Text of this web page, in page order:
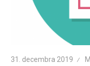
31. decembra 2019